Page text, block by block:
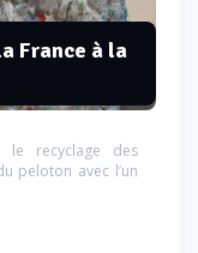
France à la
le recyclage des
peloton avec l’un